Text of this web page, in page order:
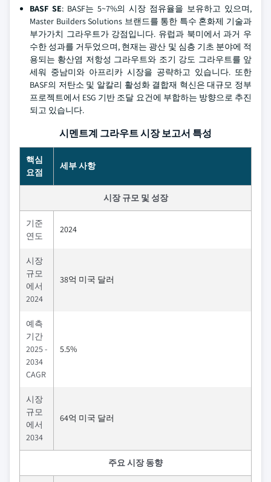
BASF SE: BASF는 5~7%의 시장 점유율을 보유하고 있으며,
Master Builders Solutions 브랜드를 통한 특수 혼화제 기술과
부가가치 그라우트가 강점입니다. 유럽과 북미에서 과거 우
수한 성과를 거두었으며, 현재는 광산 및 심층 기초 분야에 적
용되는 황산염 저항성 그라우트와 조기 강도 그라우트를 앞
세워 중남미와 아프리카 시장을 공략하고 있습니다. 또한
BASF의 저탄소 및 알칼리 활성화 결합재 혁신은 대규모 정부
프로젝트에서 ESG 기반 조달 요건에 부합하는 방향으로 추진
되고 있습니다.
시멘트계 그라우트 시장 보고서 특성
핵심
요점
세부 사항
시장 규모 및 성장
기준
연도
2024
시장
규모
에서
2024
38억 미국 달러
예측
기간
2025 -
2034
CAGR
5.5%
시장
규모
에서
2034
64억 미국 달러
주요 시장 동향